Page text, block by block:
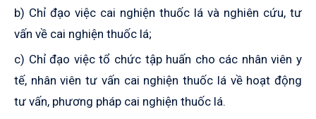
b) Chỉ đạo việc cai nghiện thuốc lá và nghiên cứu, tư
vấn về cai nghiện thuốc lá;
c) Chỉ đạo việc tổ chức tập huấn cho các nhân viên y
tế, nhân viên tư vấn cai nghiện thuốc lá về hoạt động
tư vấn, phương pháp cai nghiện thuốc lá.